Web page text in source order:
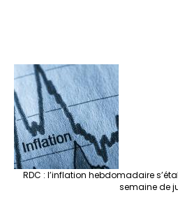
RDC : l’inflation hebdomadaire
semaine de